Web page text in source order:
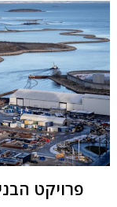
פרויקט